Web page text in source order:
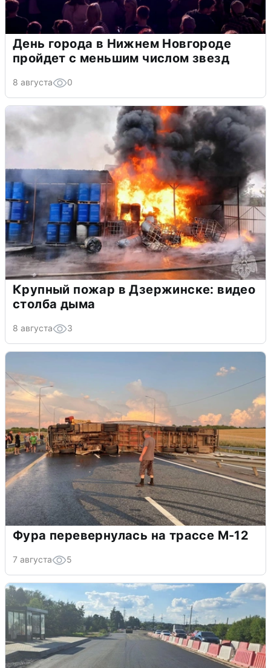
День города в Нижнем Новгороде
пройдет с меньшим числом звезд
8 августа 0
Крупный пожар в Дзержинске: видео
столба дыма
8 августа 3
Фура перевернулась на трассе М-12
7 августа 5